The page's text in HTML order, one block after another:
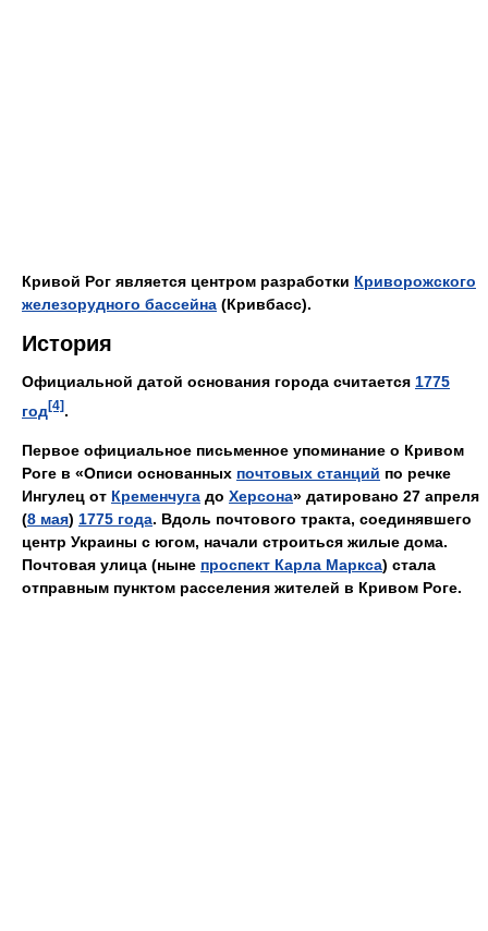
Кривой Рог является центром разработки Криворожского
железорудного бассейна (Кривбасс).
История
Официальной датой основания города считается 1775
год[4] .
Первое официальное письменное упоминание о Кривом
Роге в «Описи основанных почтовых станций по речке
Ингулец от Кременчуга до Херсона» датировано 27 апреля
(8 мая) 1775 года. Вдоль почтового тракта, соединявшего
центр Украины с югом, начали строиться жилые дома.
Почтовая улица (ныне проспект Карла Маркса) стала
отправным пунктом расселения жителей в Кривом Роге.